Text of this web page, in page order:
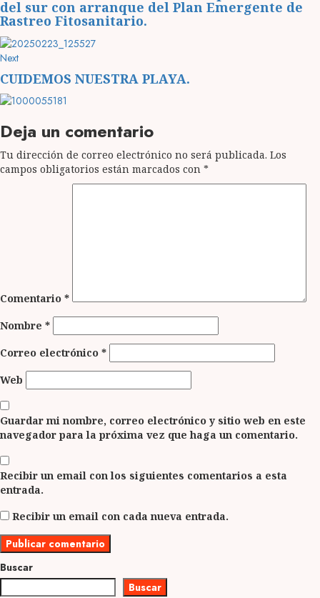
del sur con arranque del Plan Emergente de
Rastreo Fitosanitario.
NextNext
post:
CUIDEMOS NUESTRA PLAYA.
Deja un comentario
Tu dirección de correo electrónico no será publicada. Los
campos obligatorios están marcados con *
Comentario *
Nombre *
Correo electrónico *
Web
Guardar mi nombre, correo electrónico y sitio web en este
navegador para la próxima vez que haga un comentario.
Recibir un email con los siguientes comentarios a esta
entrada.
Recibir un email con cada nueva entrada.
Buscar
Buscar